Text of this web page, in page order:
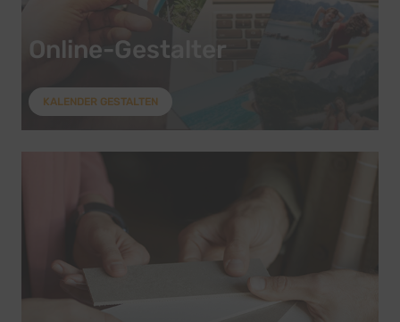
Online-Gestalter
KALENDER GESTALTEN